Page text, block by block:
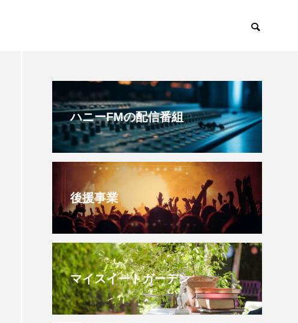
放課後ラジオ！
【放課後ラジオ！】8月4日（火）
配信 県立有馬高校 第74回兵庫
学校農業クラブ連盟大会について
後援事業
【後援事業】第３回と
音楽会
2026.07.29

ハニーFMの配信番組
後援事業
マイスイートガーデン